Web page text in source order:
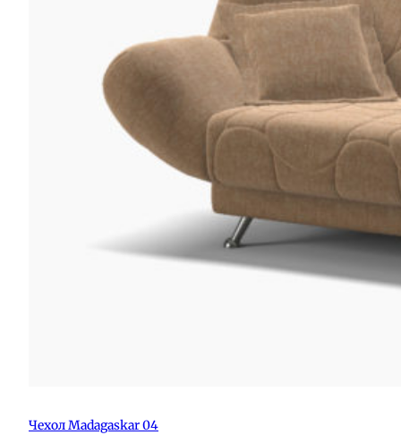
Чехол Madagaskar 04